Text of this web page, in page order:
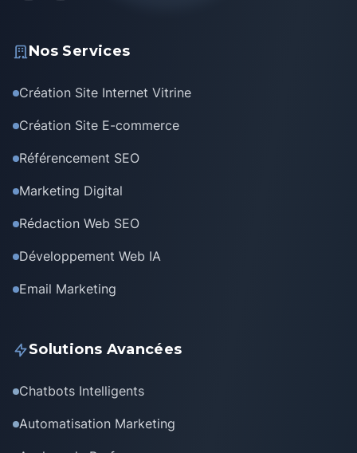
Nos Services
Création Site Internet Vitrine
Création Site E-commerce
Référencement SEO
Marketing Digital
Rédaction Web SEO
Développement Web IA
Email Marketing
Solutions Avancées
Chatbots Intelligents
Automatisation Marketing